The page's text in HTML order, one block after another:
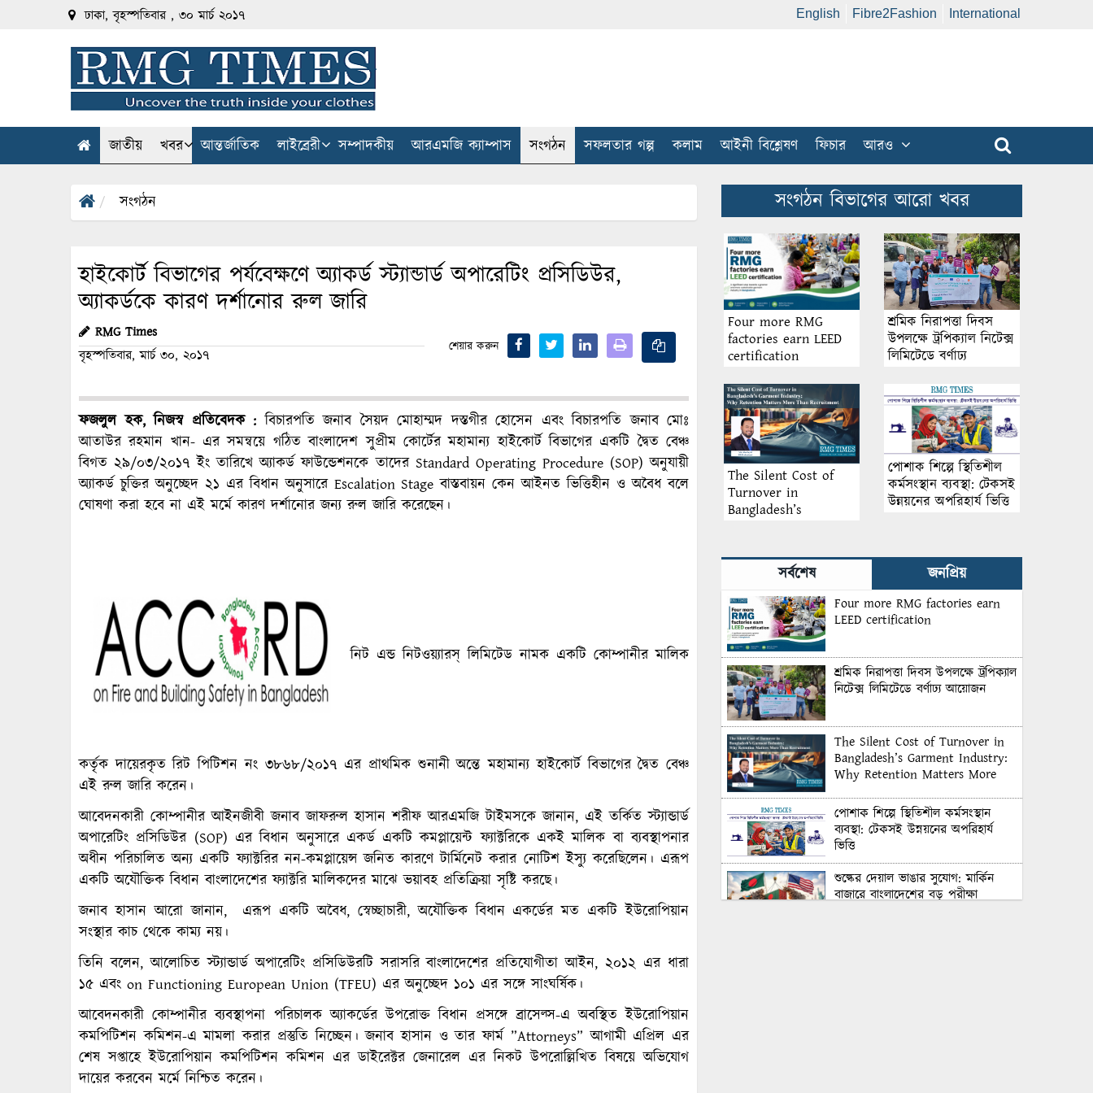
ঢাকা, বৃহস্পতিবার , ৩০ মার্চ ২০১৭ English Fibre2Fashion International
জাতীয় খবর আন্তর্জাতিক লাইব্রেরী সম্পাদকীয় আরএমজি ক্যাম্পাস সংগঠন সফলতার গল্প কলাম আইনী বিশ্লেষণ ফিচার আরও
সংগঠন
হাইকোর্ট বিভাগের পর্যবেক্ষণে অ্যাকর্ড স্ট্যান্ডার্ড অপারেটিং প্রসিডিউর,
অ্যাকর্ডকে কারণ দর্শানোর রুল জারি
RMG Times
বৃহস্পতিবার, মার্চ ৩০, ২০১৭
শেয়ার করুন
ফজলুল হক, নিজস্ব প্রতিবেদক : বিচারপতি জনাব সৈয়দ মোহাম্মদ দস্তগীর হোসেন এবং বিচারপতি জনাব মোঃ
আতাউর রহমান খান- এর সমন্বয়ে গঠিত বাংলাদেশ সুপ্রীম কোর্টের মহামান্য হাইকোর্ট বিভাগের একটি দ্বৈত বেঞ্চ
বিগত ২৯/০৩/২০১৭ ইং তারিখে অ্যাকর্ড ফাউন্ডেশনকে তাদের Standard Operating Procedure (SOP) অনুযায়ী
অ্যাকর্ড চুক্তির অনুচ্ছেদ ২১ এর বিধান অনুসারে Escalation Stage বাস্তবায়ন কেন আইনত ভিত্তিহীন ও অবৈধ বলে
ঘোষণা করা হবে না এই মর্মে কারণ দর্শানোর জন্য রুল জারি করেছেন।
নিট এন্ড নিটওয়্যারস্ লিমিটেড নামক একটি কোম্পানীর মালিক
কর্তৃক দায়েরকৃত রিট পিটিশন নং ৩৮৬৮/২০১৭ এর প্রাথমিক শুনানী অন্তে মহামান্য হাইকোর্ট বিভাগের দ্বৈত বেঞ্চ
এই রুল জারি করেন।
আবেদনকারী কোম্পানীর আইনজীবী জনাব জাফরুল হাসান শরীফ আরএমজি টাইমসকে জানান, এই তর্কিত স্ট্যান্ডার্ড
অপারেটিং প্রসিডিউর (SOP) এর বিধান অনুসারে একর্ড একটি কমপ্লায়েন্ট ফ্যাক্টরিকে একই মালিক বা ব্যবস্থাপনার
অধীন পরিচালিত অন্য একটি ফ্যাক্টরির নন-কমপ্লায়েন্স জনিত কারণে টার্মিনেট করার নোটিশ ইস্যু করেছিলেন। এরূপ
একটি অযৌক্তিক বিধান বাংলাদেশের ফ্যাক্টরি মালিকদের মাঝে ভয়াবহ প্রতিক্রিয়া সৃষ্টি করছে।
জনাব হাসান আরো জানান, এরূপ একটি অবৈধ, স্বেচ্ছাচারী, অযৌক্তিক বিধান একর্ডের মত একটি ইউরোপিয়ান
সংস্থার কাচ থেকে কাম্য নয়।
তিনি বলেন, আলোচিত স্ট্যান্ডার্ড অপারেটিং প্রসিডিউরটি সরাসরি বাংলাদেশের প্রতিযোগীতা আইন, ২০১২ এর ধারা
১৫ এবং on Functioning European Union (TFEU) এর অনুচ্ছেদ ১০১ এর সঙ্গে সাংঘর্ষিক।
আবেদনকারী কোম্পানীর ব্যবস্থাপনা পরিচালক অ্যাকর্ডের উপরোক্ত বিধান প্রসঙ্গে ব্রাসেল্স-এ অবস্থিত ইউরোপিয়ান
কমপিটিশন কমিশন-এ মামলা করার প্রস্তুতি নিচ্ছেন। জনাব হাসান ও তার ফার্ম ”Attorneys” আগামী এপ্রিল এর
শেষ সপ্তাহে ইউরোপিয়ান কমপিটিশন কমিশন এর ডাইরেক্টর জেনারেল এর নিকট উপরোল্লিখিত বিষয়ে অভিযোগ
দায়ের করবেন মর্মে নিশ্চিত করেন।
সংগঠন বিভাগের আরো খবর
Four more RMG
factories earn LEED
certification
শ্রমিক নিরাপত্তা দিবস
উপলক্ষে ট্রপিক্যাল নিটেক্স
লিমিটেডে বর্ণাঢ্য
The Silent Cost of
Turnover in
Bangladesh’s
Matters More Than
Recruitment
পোশাক শিল্পে স্থিতিশীল
কর্মসংস্থান ব্যবস্থা: টেকসই
উন্নয়নের অপরিহার্য ভিত্তি
সর্বশেষ জনপ্রিয়
Four more RMG factories earn
LEED certification
শ্রমিক নিরাপত্তা দিবস উপলক্ষে ট্রপিক্যাল
নিটেক্স লিমিটেডে বর্ণাঢ্য আয়োজন
The Silent Cost of Turnover in
Bangladesh’s Garment Industry:
Why Retention Matters More
পোশাক শিল্পে স্থিতিশীল কর্মসংস্থান
ব্যবস্থা: টেকসই উন্নয়নের অপরিহার্য
ভিত্তি
শুল্কের দেয়াল ভাঙার সুযোগ: মার্কিন
বাজারে বাংলাদেশের বড় পরীক্ষা